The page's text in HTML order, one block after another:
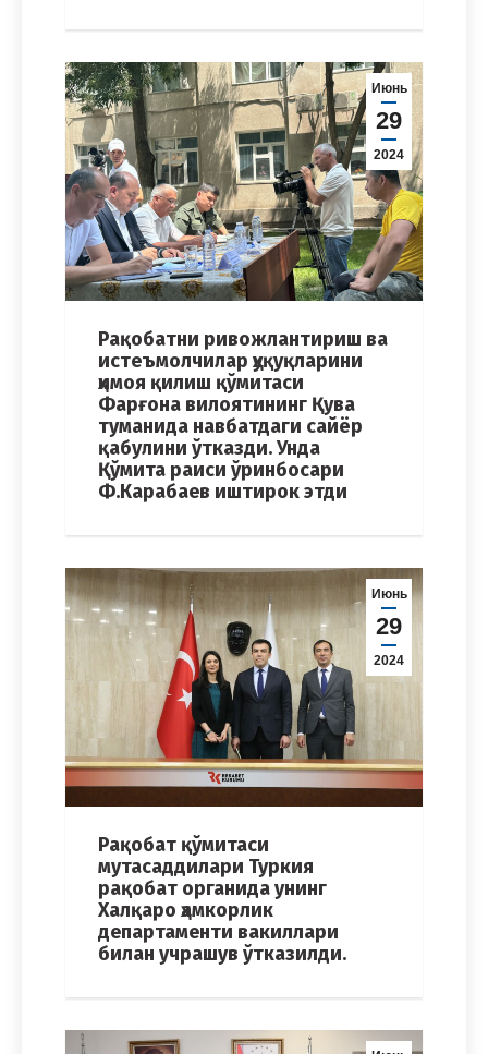
Июнь
29
2024
Рақобатни ривожлантириш ва
истеъмолчилар ҳуқуқларини
ҳимоя қилиш қўмитаси
Фарғона вилоятининг Қува
туманида навбатдаги сайёр
қабулини ўтказди. Унда
Қўмита раиси ўринбосари
Ф.Карабаев иштирок этди
Июнь
29
2024
Рақобат қўмитаси
мутасаддилари Туркия
рақобат органида унинг
Халқаро ҳамкорлик
департаменти вакиллари
билан учрашув ўтказилди.